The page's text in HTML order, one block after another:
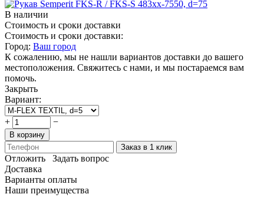
В наличии
Стоимость и сроки доставки
Стоимость и сроки доставки:
Город: Ваш город
К сожалению, мы не нашли вариантов доставки до вашего
местоположения. Свяжитесь с нами, и мы постараемся вам
помочь.
Закрыть
Вариант:
+ −
В корзину
Заказ в 1 клик
Отложить
Задать вопрос
Доставка
Варианты оплаты
Наши преимущества